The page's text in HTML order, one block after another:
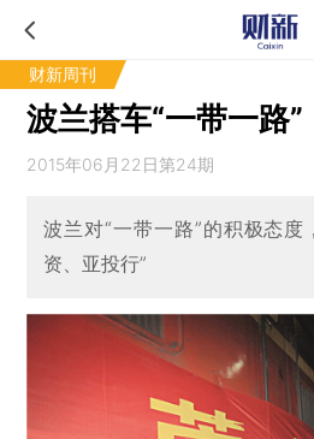
财新周刊
波兰搭车“一带一路”
2015年06月22日第24期
波兰对“一带一路”的积极态度
资、亚投行”